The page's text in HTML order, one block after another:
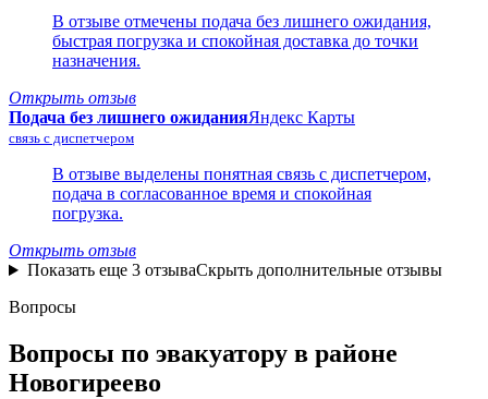
В отзыве отмечены подача без лишнего ожидания,
быстрая погрузка и спокойная доставка до точки
назначения.
Открыть отзыв
Подача без лишнего ожиданияЯндекс Карты
связь с диспетчером
В отзыве выделены понятная связь с диспетчером,
подача в согласованное время и спокойная
погрузка.
Открыть отзыв
Показать еще 3 отзываСкрыть дополнительные отзывы
Вопросы
Вопросы по эвакуатору в районе
Новогиреево